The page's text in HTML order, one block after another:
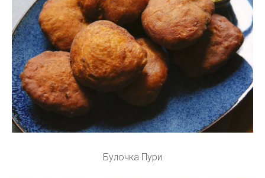
Булочка Пури